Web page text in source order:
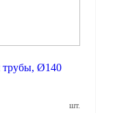
трубы, Ø140
шт.